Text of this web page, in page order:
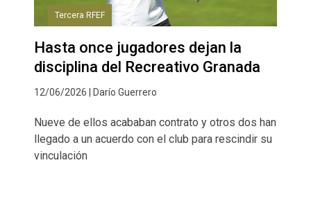
Tercera RFEF
Hasta once jugadores dejan la
disciplina del Recreativo Granada
12/06/2026 | Darío Guerrero
Nueve de ellos acababan contrato y otros dos han
llegado a un acuerdo con el club para rescindir su
vinculación